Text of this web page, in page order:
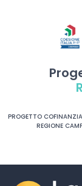
PROGETTO
REGIONE